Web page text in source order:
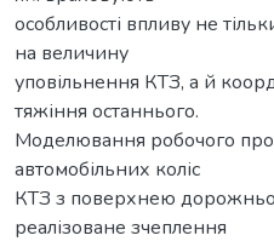
особливості впливу не
на величину
уповільнення КТЗ, а й
тяжіння останнього.
Моделювання робочого
автомобільних коліс
КТЗ з поверхнею
реалізоване зчеплення